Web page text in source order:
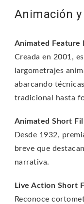
Animación
Animated Feature
Creada en 2001,
largometrajes
abarcando
tradicional hasta
Animated Short
Desde 1932,
breve que
narrativa.
Live Action Short
Reconoce